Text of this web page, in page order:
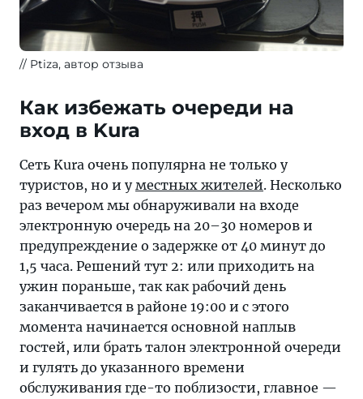
Ptiza, автор отзыва
Как избежать очереди на
вход в Kura
Сеть Kura очень популярна не только у
туристов, но и уместных жителей. Несколько
раз вечером мы обнаруживали на входе
электронную очередь на 20–30 номеров и
предупреждение о задержке от 40 минут до
1,5 часа. Решений тут 2: или приходить на
ужин пораньше, так как рабочий день
заканчивается в районе 19:00 и с этого
момента начинается основной наплыв
гостей, или брать талон электронной очереди
и гулять до указанного времени
обслуживания где-то поблизости, главное —